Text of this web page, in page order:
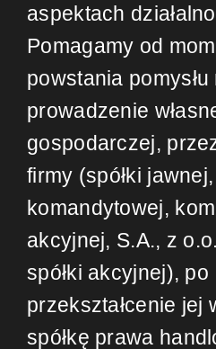
aspektach
Pomagamy od
powstania pomysłu
prowadzenie
gospodarczej,
firmy (spółki jawnej,
komandytowej,
akcyjnej, S.A., z
spółki akcyjnej), po
przekształcenie jej
spółkę prawa